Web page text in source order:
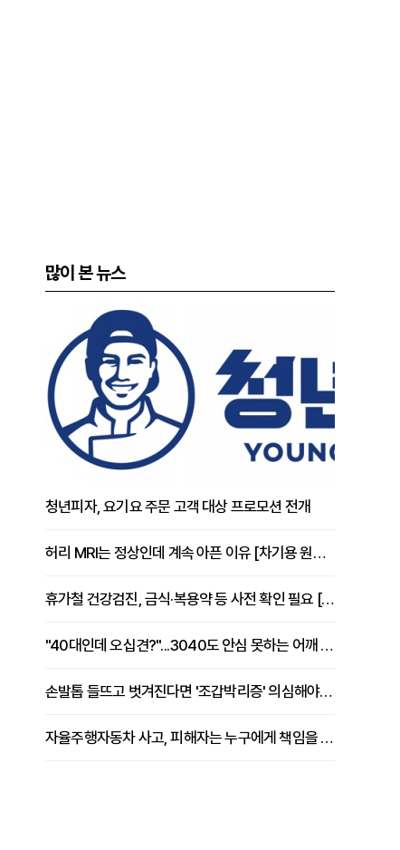
많이 본 뉴스
청년피자, 요기요 주문 고객 대상 프로모션 전개
허리 MRI는 정상인데 계속 아픈 이유 [차기용 원장 칼럼]
휴가철 건강검진, 금식·복용약 등 사전 확인 필요 [정도감 원장 칼럼]
"40대인데 오십견?"...3040도 안심 못하는 어깨 유착성 관절낭염
손발톱 들뜨고 벗겨진다면 '조갑박리증' 의심해야 [김철윤 원장 칼럼]
자율주행자동차 사고, 피해자는 누구에게 책임을 물을 수 있을까